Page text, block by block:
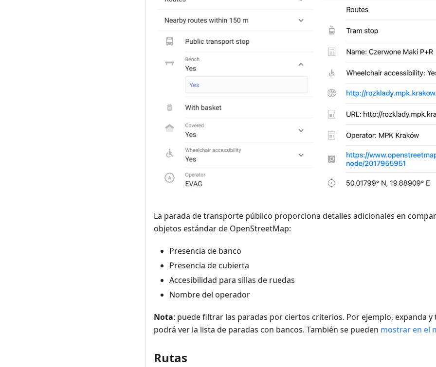
La parada de transporte público proporciona detalles adicionales en
objetos estándar de OpenStreetMap:
Presencia de banco
Presencia de cubierta
Accesibilidad para sillas de ruedas
Nombre del operador
Nota: puede filtrar las paradas por ciertos criterios. Por ejemplo, expanda y
podrá ver la lista de paradas con bancos. También se pueden mostrar en el
Rutas